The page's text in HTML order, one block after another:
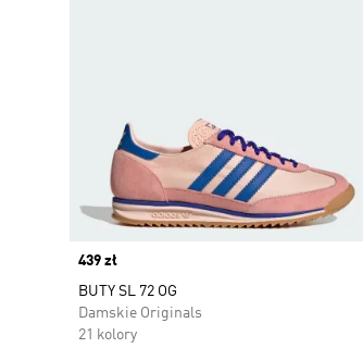
Price
439 zł
BUTY SL 72 OG
Damskie Originals
21 kolory